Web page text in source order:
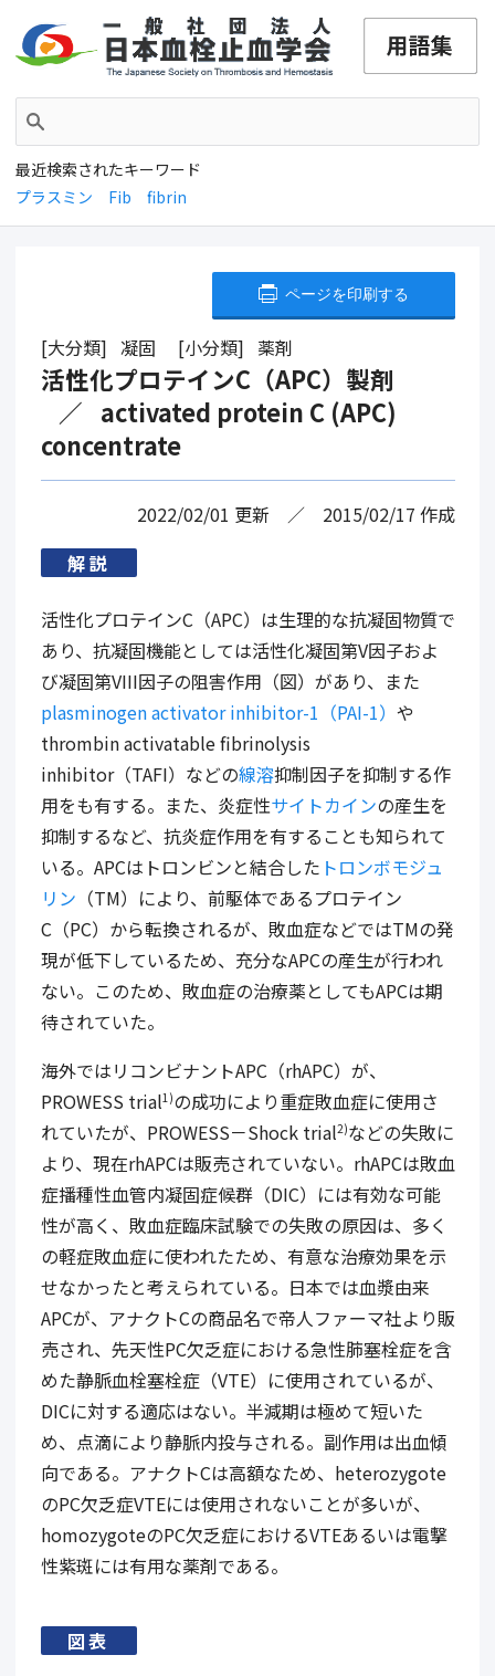
最近検索されたキーワード
プラスミン
Fib fibrin
大分類 凝固 小分類 薬剤
活性化プロテインC（APC）製剤
activated protein C (APC)
concentrate
ページを印刷する
2022/02/01 更新 2015/02/17 作成
解説
活性化プロテインC（APC） は生理的な抗凝固物質で
あり、抗凝固機能としては活性化凝固第V因子およ
び凝固第VIII因子の阻害作用（図）があり、また
plasminogen activator inhibitor-1（PAI-1） や
thrombin activatable fibrinolysis
inhibitor（TAFI） などの線溶抑制因子を抑制する作
用をも有する。また、炎症性サイトカインの産生を
抑制するなど、抗炎症作用を有することも知られて
いる。 APCはトロンビンと結合した トロンボモジュ
リン （TM） により、前駆体であるプロテイン
C（PC）から転換されるが、敗血症などではTMの発
現が低下しているため、充分なAPCの産生が行われ
ない。このため、敗血症の治療薬としてもAPCは期
待されていた。
海外ではリコンビナントAPC（rhAPC） が、
PROWESS trial1)の成功により重症敗血症に使用さ
れていたが、 PROWESS－Shock trial2)などの失敗に
より、現在rhAPCは販売されていない。 rhAPCは敗血
症播種性血管内凝固症候群（DIC）には有効な可能
性が高く、敗血症臨床試験での失敗の原因は、多く
の軽症敗血症に使われたため、有意な治療効果を示
せなかったと考えられている。日本では血漿由来
APCが、アナクトCの商品名で帝人ファーマ社より販
売され、先天性PC欠乏症における急性肺塞栓症を含
めた静脈血栓塞栓症（VTE）に使用されているが、
DICに対する適応はない。半減期は極めて短いた
め、点滴により静脈内投与される。副作用は出血傾
向である。アナクトCは高額なため、 heterozygote
のPC欠乏症VTEには使用されないことが多いが、
homozygoteのPC欠乏症におけるVTEあるいは電撃
性紫斑には有用な薬剤である。
図表